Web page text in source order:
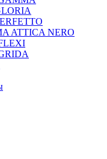
ATTICA NERO